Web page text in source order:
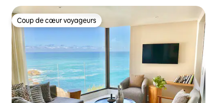
Coup de cœur voyageurs
Coup de cœur voyageurs